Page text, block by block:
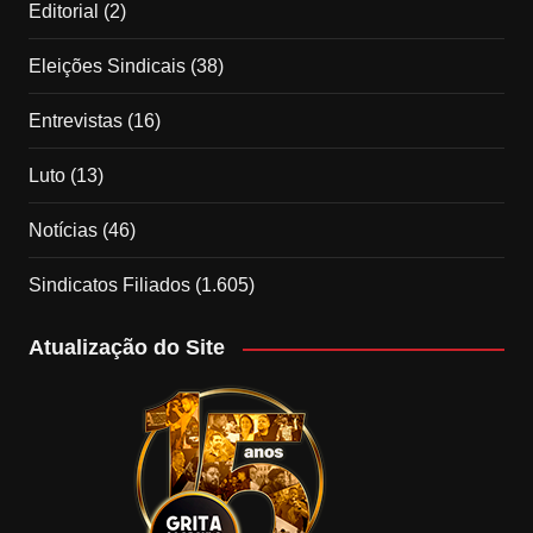
Editorial (2)
Eleições Sindicais(38)
Entrevistas(16)
Luto(13)
Notícias(46)
Sindicatos Filiados(1.605)
Atualização do Site